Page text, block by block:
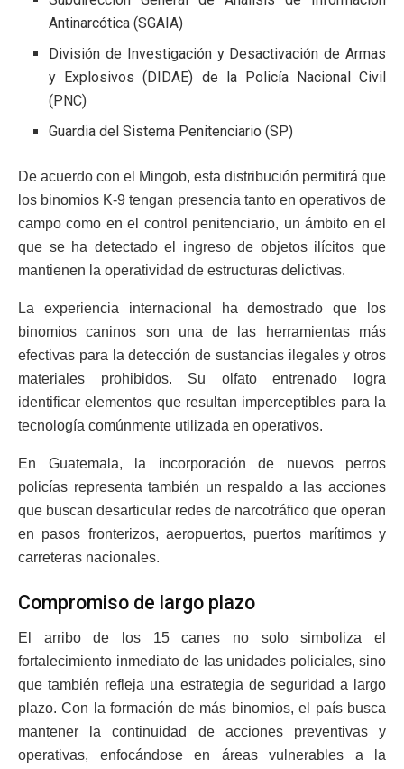
Antinarcótica (SGAIA)
División de Investigación y Desactivación de Armas
y Explosivos (DIDAE) de la Policía Nacional Civil
(PNC)
Guardia del Sistema Penitenciario (SP)
De acuerdo con el Mingob, esta distribución permitirá que
los binomios K-9 tengan presencia tanto en operativos de
campo como en el control penitenciario, un ámbito en el
que se ha detectado el ingreso de objetos ilícitos que
mantienen la operatividad de estructuras delictivas.
La experiencia internacional ha demostrado que los
binomios caninos son una de las herramientas más
efectivas para la detección de sustancias ilegales y otros
materiales prohibidos. Su olfato entrenado logra
identificar elementos que resultan imperceptibles para la
tecnología comúnmente utilizada en operativos.
En Guatemala, la incorporación de nuevos perros
policías representa también un respaldo a las acciones
que buscan desarticular redes de narcotráfico que operan
en pasos fronterizos, aeropuertos, puertos marítimos y
carreteras nacionales.
Compromiso de largo plazo
El arribo de los 15 canes no solo simboliza el
fortalecimiento inmediato de las unidades policiales, sino
que también refleja una estrategia de seguridad a largo
plazo. Con la formación de más binomios, el país busca
mantener la continuidad de acciones preventivas y
operativas, enfocándose en áreas vulnerables a la